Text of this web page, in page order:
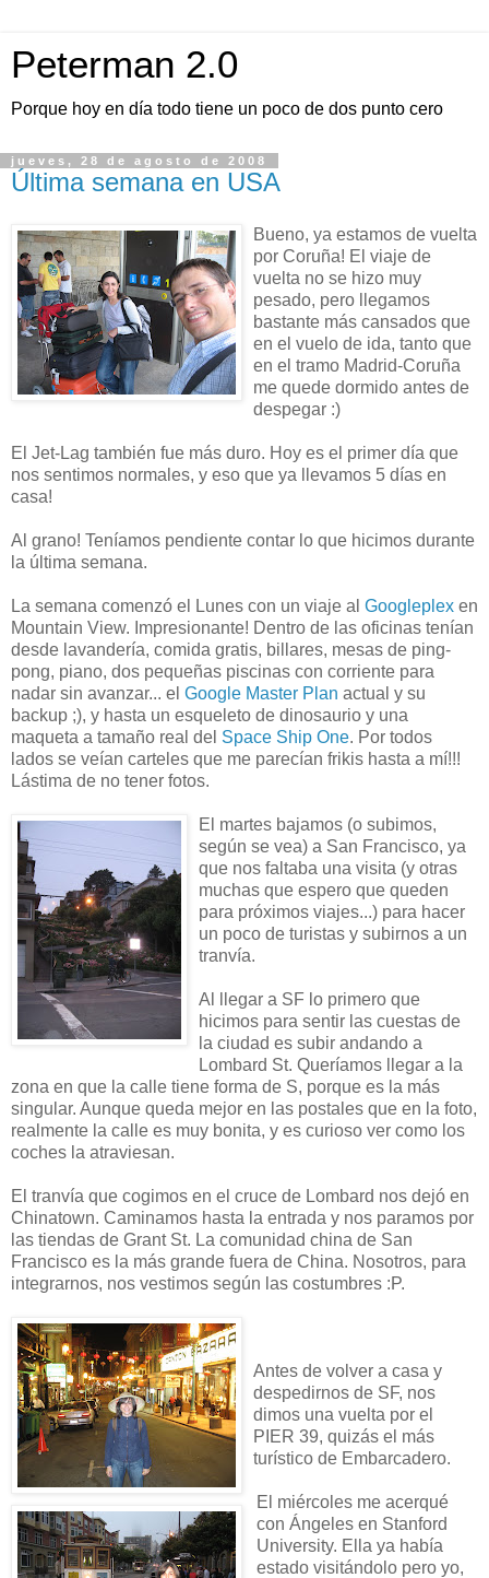
Peterman 2.0
Porque hoy en día todo tiene un poco de dos punto cero
jueves, 28 de agosto de 2008
Última semana en USA
Bueno, ya estamos de vuelta
por Coruña! El viaje de
vuelta no se hizo muy
pesado, pero llegamos
bastante más cansados que
en el vuelo de ida, tanto que
en el tramo Madrid-Coruña
me quede dormido antes de
despegar :)
El Jet-Lag también fue más duro. Hoy es el primer día que
nos sentimos normales, y eso que ya llevamos 5 días en
casa!
Al grano! Teníamos pendiente contar lo que hicimos durante
la última semana.
La semana comenzó el Lunes con un viaje al Googleplex en
Mountain View. Impresionante! Dentro de las oficinas tenían
desde lavandería, comida gratis, billares, mesas de ping-
pong, piano, dos pequeñas piscinas con corriente para
nadar sin avanzar... el Google Master Plan actual y su
backup ;), y hasta un esqueleto de dinosaurio y una
maqueta a tamaño real del Space Ship One. Por todos
lados se veían carteles que me parecían frikis hasta a mí!!!
Lástima de no tener fotos.
El martes bajamos (o subimos,
según se vea) a San Francisco, ya
que nos faltaba una visita (y otras
muchas que espero que queden
para próximos viajes...) para hacer
un poco de turistas y subirnos a un
tranvía.
Al llegar a SF lo primero que
hicimos para sentir las cuestas de
la ciudad es subir andando a
Lombard St. Queríamos llegar a la
zona en que la calle tiene forma de S, porque es la más
singular. Aunque queda mejor en las postales que en la foto,
realmente la calle es muy bonita, y es curioso ver como los
coches la atraviesan.
El tranvía que cogimos en el cruce de Lombard nos dejó en
Chinatown. Caminamos hasta la entrada y nos paramos por
las tiendas de Grant St. La comunidad china de San
Francisco es la más grande fuera de China. Nosotros, para
integrarnos, nos vestimos según las costumbres :P.
Antes de volver a casa y
despedirnos de SF, nos
dimos una vuelta por el
PIER 39, quizás el más
turístico de Embarcadero.
El miércoles me acerqué
con Ángeles en Stanford
University. Ella ya había
estado visitándolo pero yo,